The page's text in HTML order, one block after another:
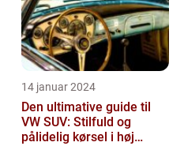
14 januar 2024
Den ultimative guide til
VW SUV: Stilfuld og
pålidelig kørsel i høj